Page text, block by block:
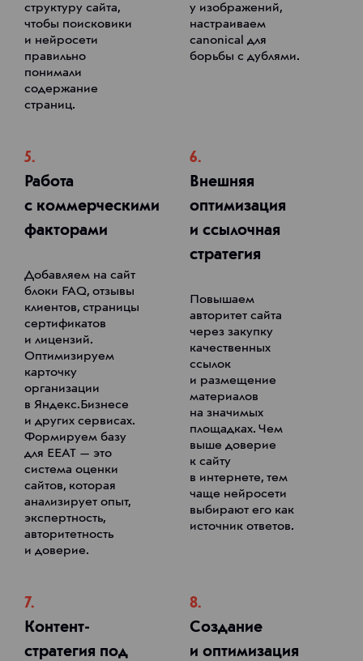
структуру сайта,
чтобы поисковики
и нейросети
правильно
понимали
содержание
страниц.
у изображений,
настраиваем
canonical для
борьбы с дублями.
5.
Работа
с коммерческими
факторами
Добавляем на сайт
блоки FAQ, отзывы
клиентов, страницы
сертификатов
и лицензий.
Оптимизируем
карточку
организации
в Яндекс.Бизнесе
и других сервисах.
Формируем базу
для EEAT — это
система оценки
сайтов, которая
анализирует опыт,
экспертность,
авторитетность
и доверие.
6.
Внешняя
оптимизация
и ссылочная
стратегия
Повышаем
авторитет сайта
через закупку
качественных
ссылок
и размещение
материалов
на значимых
площадках. Чем
выше доверие
к сайту
в интернете, тем
чаще нейросети
выбирают его как
источник ответов.
7.
Контент-
стратегия под
8.
Создание
и оптимизация